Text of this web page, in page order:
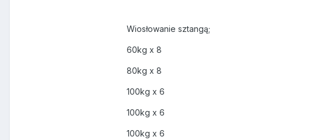
Wiosłowanie sztangą;
60kg x 8
80kg x 8
100kg x 6
100kg x 6
100kg x 6